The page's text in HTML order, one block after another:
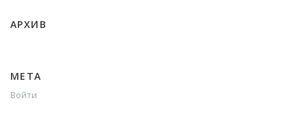
АРХИВ
META
Войти